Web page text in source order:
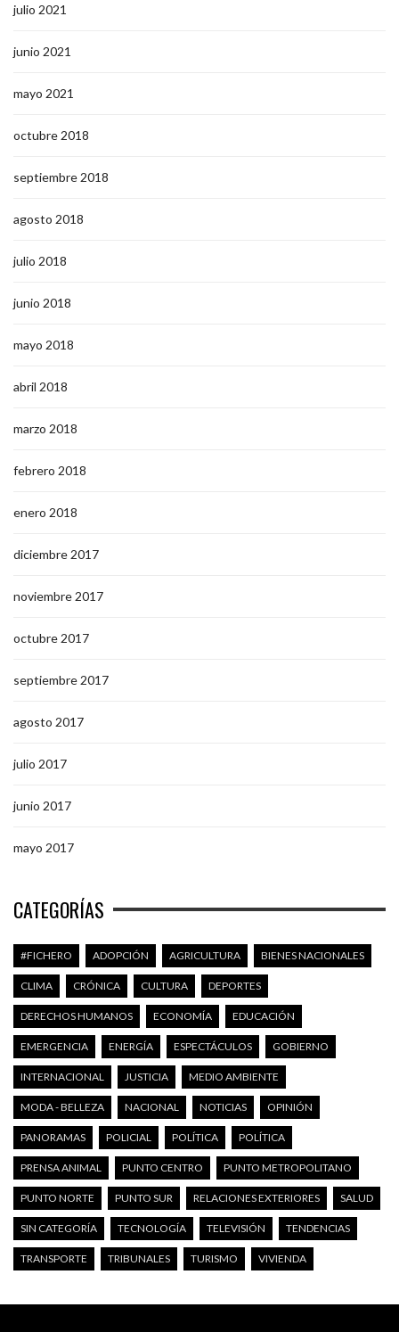
julio 2021
junio 2021
mayo 2021
octubre 2018
septiembre 2018
agosto 2018
julio 2018
junio 2018
mayo 2018
abril 2018
marzo 2018
febrero 2018
enero 2018
diciembre 2017
noviembre 2017
octubre 2017
septiembre 2017
agosto 2017
julio 2017
junio 2017
mayo 2017
CATEGORÍAS
#FICHERO ADOPCIÓN AGRICULTURA BIENES NACIONALES
CLIMA CRÓNICA CULTURA DEPORTES
DERECHOS HUMANOS ECONOMÍA EDUCACIÓN
EMERGENCIA ENERGÍA ESPECTÁCULOS GOBIERNO
INTERNACIONAL JUSTICIA MEDIO AMBIENTE
MODA - BELLEZA NACIONAL NOTICIAS OPINIÓN
PANORAMAS POLICIAL POLÍTICA POLÍTICA
PRENSA ANIMAL PUNTO CENTRO PUNTO METROPOLITANO
PUNTO NORTE PUNTO SUR RELACIONES EXTERIORES SALUD
SIN CATEGORÍA TECNOLOGÍA TELEVISIÓN TENDENCIAS
TRANSPORTE TRIBUNALES TURISMO VIVIENDA